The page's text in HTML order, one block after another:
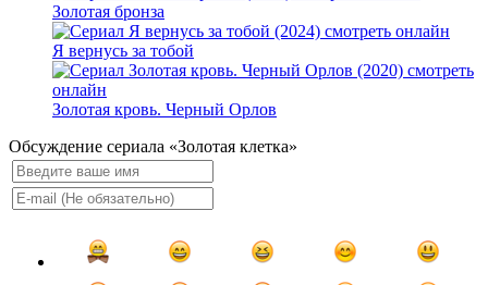
Золотая бронза
Я вернусь за тобой
Золотая кровь. Черный Орлов
Обсуждение сериала «Золотая клетка»